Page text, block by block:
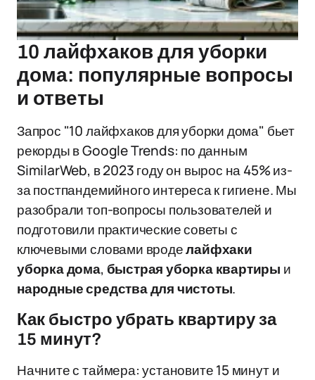
10 лайфхаков для уборки
дома: популярные вопросы
и ответы
Запрос "10 лайфхаков для уборки дома" бьет
рекорды в Google Trends: по данным
SimilarWeb, в 2023 году он вырос на 45% из-
за постпандемийного интереса к гигиене. Мы
разобрали топ-вопросы пользователей и
подготовили практические советы с
ключевыми словами вроделайфхаки
уборка дома, быстрая уборка квартиры и
народные средства для чистоты.
Как быстро убрать квартиру за
15 минут?
Начните с таймера: установите 15 минут и